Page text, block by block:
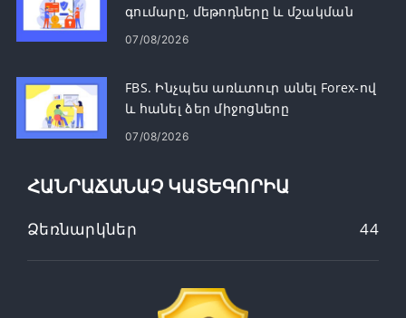
գումարը, մեթոդները և մշակման
ժամանակները
07/08/2026
FBS. Ինչպես առևտուր անել Forex-ով
և հանել ձեր միջոցները
07/08/2026
ՀԱՆՐԱՃԱՆԱՉ ԿԱՏԵԳՈՐԻԱ
Ձեռնարկներ 44